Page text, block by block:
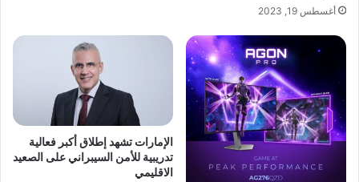
أغسطس 19, 2023
الإمارات تشهد إطلاق أكبر فعالية
تدريبية للأمن السيبراني على الصعيد
الاقليمي